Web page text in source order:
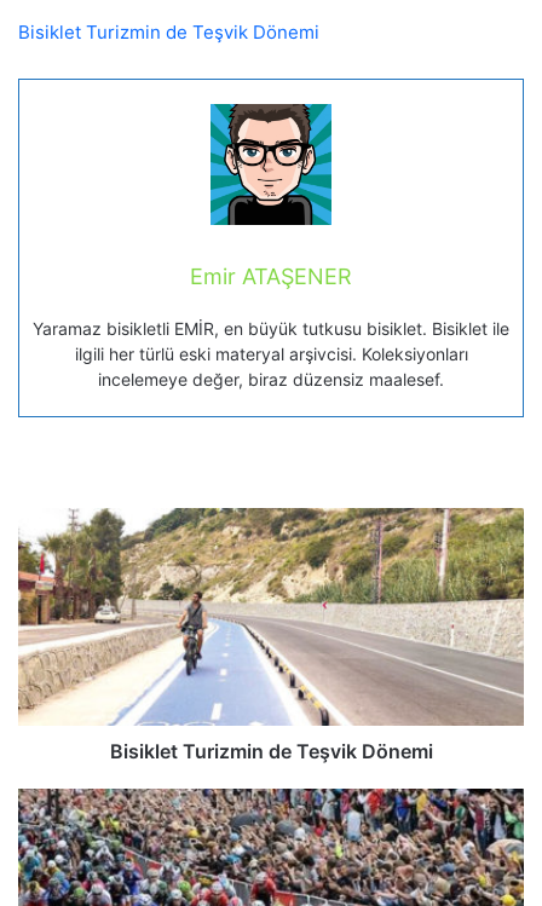
Bisiklet Turizmin de Teşvik Dönemi
Emir ATAŞENER
Yaramaz bisikletli EMİR, en büyük tutkusu bisiklet. Bisiklet ile
ilgili her türlü eski materyal arşivcisi. Koleksiyonları
incelemeye değer, biraz düzensiz maalesef.
Bisiklet Turizmin de Teşvik Dönemi